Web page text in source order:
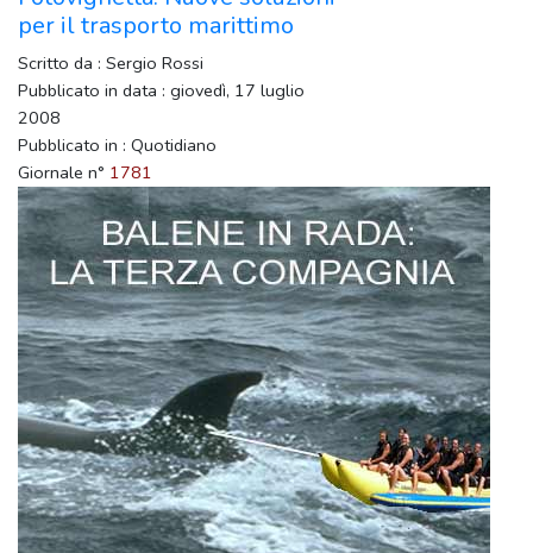
per il trasporto marittimo
Scritto da : Sergio Rossi
Pubblicato in data : giovedì, 17 luglio
2008
Pubblicato in : Quotidiano
Giornale n° 1781